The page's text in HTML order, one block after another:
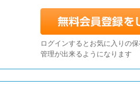
ログインするとお気に入りの
管理が出来るようになります